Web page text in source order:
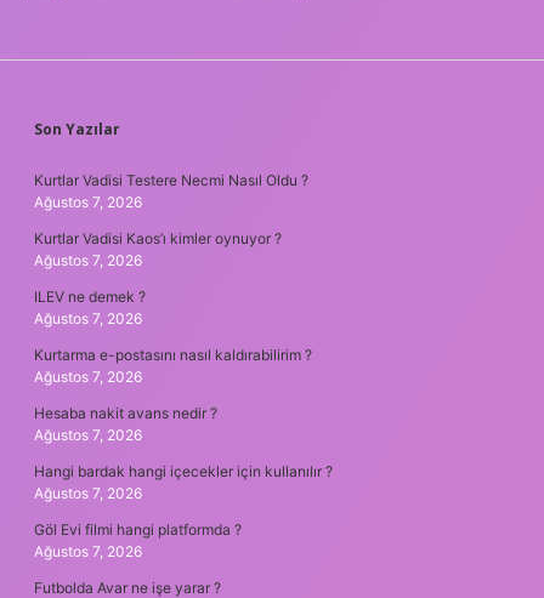
SIDEBAR
Son Yazılar
Kurtlar Vadisi Testere Necmi Nasıl Oldu ?
Ağustos 7, 2026
Kurtlar Vadisi Kaos’ı kimler oynuyor ?
Ağustos 7, 2026
ILEV ne demek ?
Ağustos 7, 2026
Kurtarma e-postasını nasıl kaldırabilirim ?
Ağustos 7, 2026
Hesaba nakit avans nedir ?
Ağustos 7, 2026
Hangi bardak hangi içecekler için kullanılır ?
Ağustos 7, 2026
Göl Evi filmi hangi platformda ?
Ağustos 7, 2026
Futbolda Avar ne işe yarar ?